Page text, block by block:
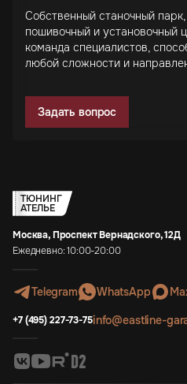
Собственный станочный
пошивочный и установочный
команда специалистов,
любой сложности и
Задать вопрос
ТЮНИНГ
АТЕЛЬЕ
Москва, Проспект Вернадского, 12Д
Ежедневно: 10:00-20:00
Telegram WhatsApp
+7 (495) 227-73-75info@eastline-